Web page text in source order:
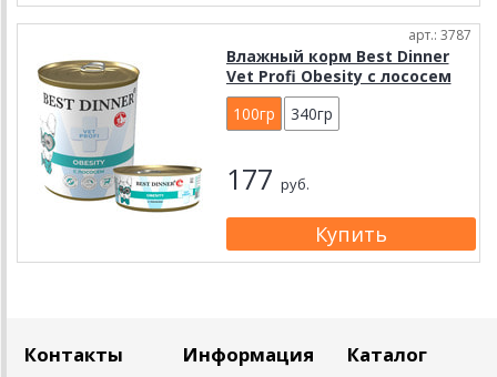
арт.: 3787
Влажный корм Best Dinner
Vet Profi Obesity с лососем
100гр
340гр
177 руб.
Контакты Информация Каталог